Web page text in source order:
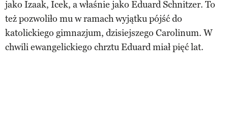
jako Izaak, Icek, a właśnie jako Eduard Schnitzer. To
też pozwoliło mu w ramach wyjątku pójść do
katolickiego gimnazjum, dzisiejszego Carolinum. W
chwili ewangelickiego chrztu Eduard miał pięć lat.